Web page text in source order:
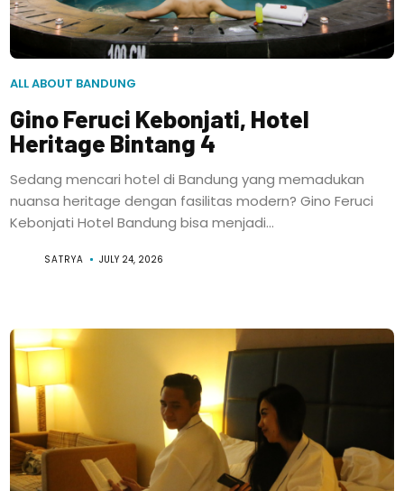
ALL ABOUT BANDUNG
Gino Feruci Kebonjati, Hotel
Heritage Bintang 4
Sedang mencari hotel di Bandung yang memadukan
nuansa heritage dengan fasilitas modern? Gino Feruci
Kebonjati Hotel Bandung bisa menjadi...
SATRYA JULY 24, 2026